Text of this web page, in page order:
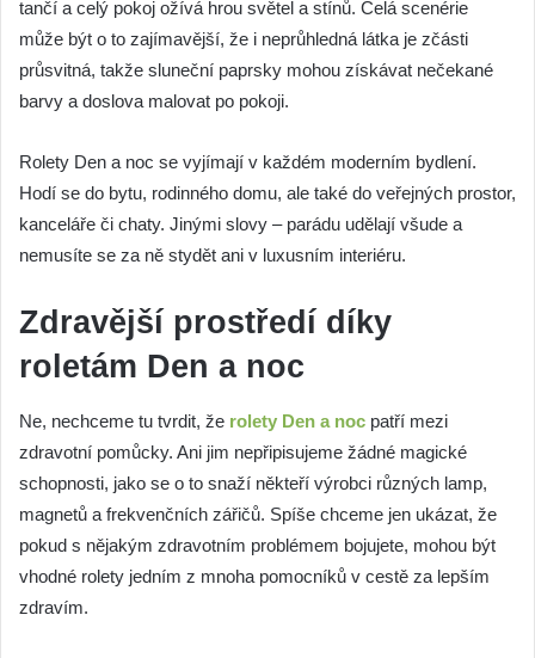
tančí a celý pokoj ožívá hrou světel a stínů. Celá scenérie
může být o to zajímavější, že i neprůhledná látka je zčásti
průsvitná, takže sluneční paprsky mohou získávat nečekané
barvy a doslova malovat po pokoji.
Rolety Den a noc se vyjímají v každém moderním bydlení.
Hodí se do bytu, rodinného domu, ale také do veřejných prostor,
kanceláře či chaty. Jinými slovy – parádu udělají všude a
nemusíte se za ně stydět ani v luxusním interiéru.
Zdravější prostředí díky
roletám Den a noc
Ne, nechceme tu tvrdit, že rolety Den a noc patří mezi
zdravotní pomůcky. Ani jim nepřipisujeme žádné magické
schopnosti, jako se o to snaží někteří výrobci různých lamp,
magnetů a frekvenčních zářičů. Spíše chceme jen ukázat, že
pokud s nějakým zdravotním problémem bojujete, mohou být
vhodné rolety jedním z mnoha pomocníků v cestě za lepším
zdravím.